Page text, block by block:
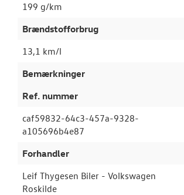
199 g/km
Brændstofforbrug
13,1 km/l
Bemærkninger
Ref. nummer
caf59832-64c3-457a-9328-
a105696b4e87
Forhandler
Leif Thygesen Biler - Volkswagen
Roskilde